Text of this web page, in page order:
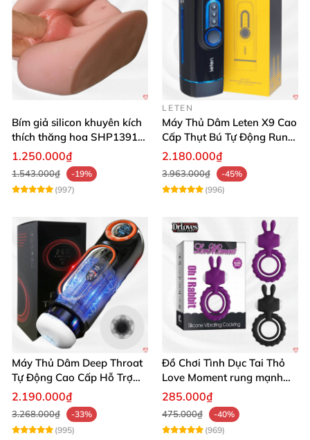
Bím giả silicon khuyên kích
thích thăng hoa SHP1391
ShopHanhPhuc
1.250.000₫
1.543.000₫
-19%
(997)
LETEN
Máy Thủ Dâm Leten X9 Cao
Cấp Thụt Bú Tự Động Rung
Rên
2.180.000₫
3.963.000₫
-45%
(996)
Máy Thủ Dâm Deep Throat
Tự Động Cao Cấp Hỗ Trợ
Gắn Tường
2.190.000₫
3.268.000₫
-33%
(995)
Đồ Chơi Tình Dục Tai Thỏ
Love Moment rung mạnh
mẽ êm ái
285.000₫
475.000₫
-40%
(969)